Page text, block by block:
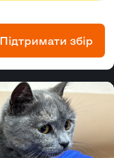
Підтримати збір